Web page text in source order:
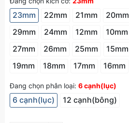
23mm 22mm 21mm 20mm
29mm
24mm 12mm 10mm
27mm
26mm 25mm 15mm
19mm
18mm 17mm 16mm
Đang chọn phân loại: 6 cạnh(lục)
6 cạnh(lục) 12 cạnh(bông)